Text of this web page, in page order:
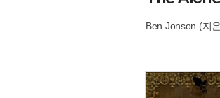
Ben Jonson (지